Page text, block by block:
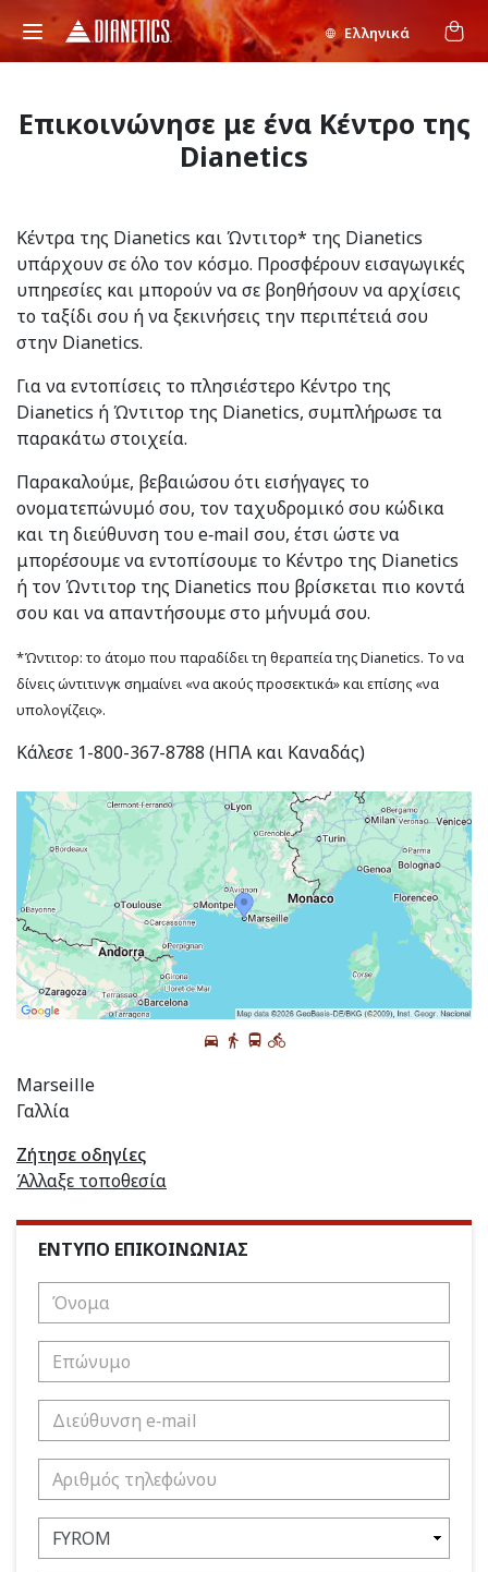
Ελληνικά
Επικοινώνησε με ένα Κέντρο της
Dianetics
Κέντρα της Dianetics και Ώντιτορ* της Dianetics
υπάρχουν σε όλο τον κόσμο. Προσφέρουν εισαγωγικές
υπηρεσίες και μπορούν να σε βοηθήσουν να αρχίσεις
το ταξίδι σου ή να ξεκινήσεις την περιπέτειά σου
στην Dianetics.
Για να εντοπίσεις το πλησιέστερο Κέντρο της
Dianetics ή Ώντιτορ της Dianetics, συμπλήρωσε τα
παρακάτω στοιχεία.
Παρακαλούμε, βεβαιώσου ότι εισήγαγες το
ονοματεπώνυμό σου, τον ταχυδρομικό σου κώδικα
και τη διεύθυνση του e‑mail σου, έτσι ώστε να
μπορέσουμε να εντοπίσουμε το Κέντρο της Dianetics
ή τον Ώντιτορ της Dianetics που βρίσκεται πιο κοντά
σου και να απαντήσουμε στο μήνυμά σου.
*Ώντιτορ: το άτομο που παραδίδει τη θεραπεία της Dianetics. Το να
δίνεις ώντιτινγκ σημαίνει «να ακούς προσεκτικά» και επίσης «να
υπολογίζεις».
Κάλεσε 1-800-367-8788 (ΗΠΑ και Καναδάς)
Marseille
Γαλλία
Ζήτησε οδηγίες
Άλλαξε τοποθεσία
ΕΝΤΥΠΟ ΕΠΙΚΟΙΝΩΝΙΑΣ